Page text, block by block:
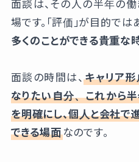
面談は、その人の半年の
場です。「評価」が目的では
多くのことができる貴重な
面談の時間は、キャリア
なりたい自分、これから
を明確にし、個人と会社で
できる場面なのです。